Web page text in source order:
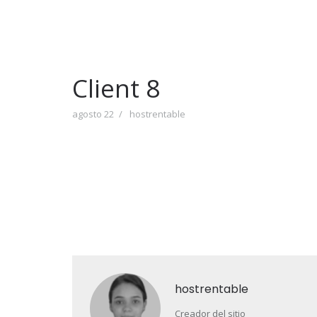
Client 8
agosto 22 hostrentable
hostrentable
Creador del sitio